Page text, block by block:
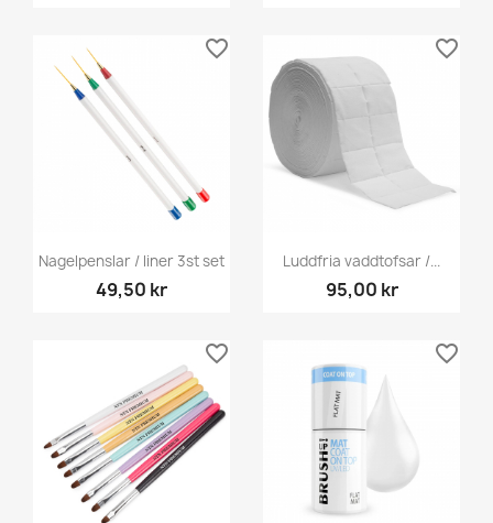
Nagelpenslar / liner 3st set
49,50 kr
favorite_border
Luddfria vaddtofsar /...
95,00 kr
favorite_border
favorite_border favorite_border